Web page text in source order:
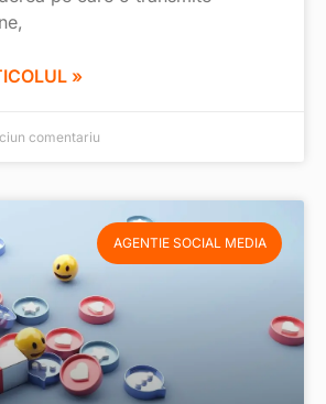
»
comentariu
AGENTIE SOCIAL MEDIA